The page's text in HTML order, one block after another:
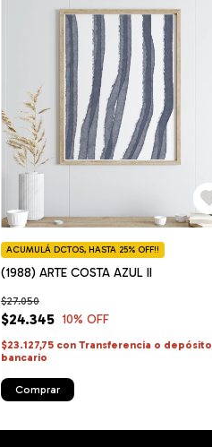
(1988) ARTE COSTA AZUL II
$24.345
$27.050
10% OFF
ACUMULÁ DCTOS, HASTA 25% OFF!!
$23.127,75 con Transferencia o depósito
bancario
Comprar